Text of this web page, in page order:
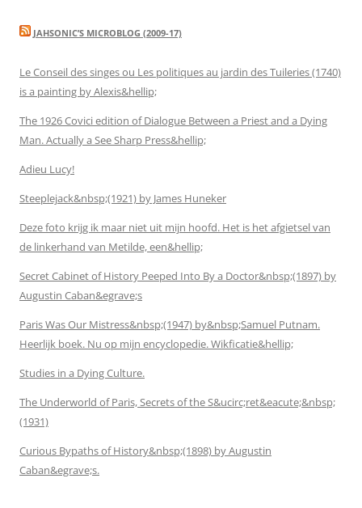
JAHSONIC’S MICROBLOG (2009-17)
Le Conseil des singes ou Les politiques au jardin des Tuileries (1740)
is a painting by Alexis&hellip;
The 1926 Covici edition of Dialogue Between a Priest and a Dying
Man. Actually a See Sharp Press&hellip;
Adieu Lucy!
Steeplejack&nbsp;(1921) by James Huneker
Deze foto krijg ik maar niet uit mijn hoofd. Het is het afgietsel van
de linkerhand van Metilde, een&hellip;
Secret Cabinet of History Peeped Into By a Doctor&nbsp;(1897) by
Augustin Caban&egrave;s
Paris Was Our Mistress&nbsp;(1947) by&nbsp;Samuel Putnam.
Heerlijk boek. Nu op mijn encyclopedie. Wikficatie&hellip;
Studies in a Dying Culture.
The Underworld of Paris, Secrets of the S&ucirc;ret&eacute;&nbsp;
(1931)
Curious Bypaths of History&nbsp;(1898) by Augustin
Caban&egrave;s.